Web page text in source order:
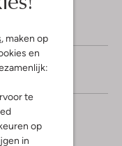
, maken op
en
te
op
in
5